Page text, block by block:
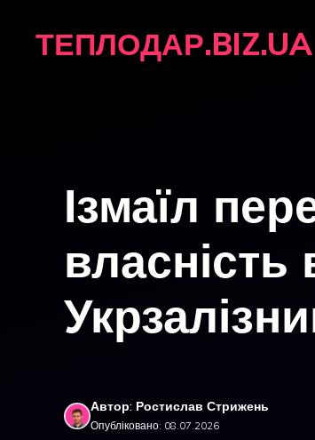
ТЕПЛОДАР.BIZ.UA
Ізмаїл
власність
Автор: Ростислав Стрижень
Опубліковано: 08.07.2026